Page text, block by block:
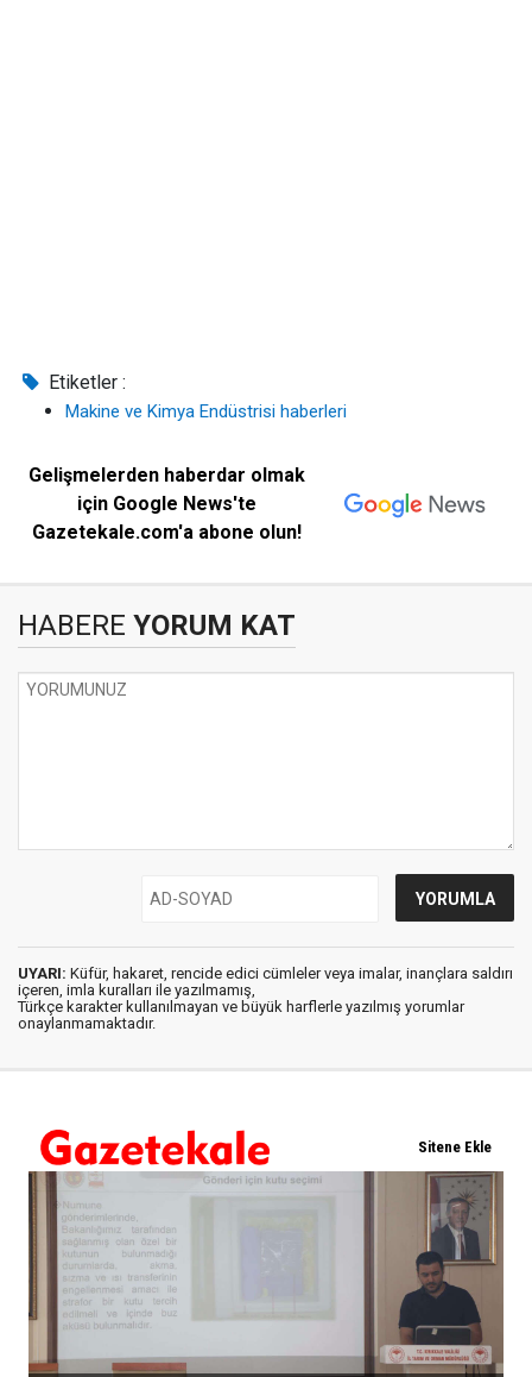
Etiketler :
Makine ve Kimya Endüstrisi haberleri
Gelişmelerden haberdar olmak
için Google News'te
Gazetekale.com'a abone olun!
HABERE YORUM KAT
UYARI: Küfür, hakaret, rencide edici cümleler veya imalar, inançlara saldırı
içeren, imla kuralları ile yazılmamış,
Türkçe karakter kullanılmayan ve büyük harflerle yazılmış yorumlar
onaylanmamaktadır.